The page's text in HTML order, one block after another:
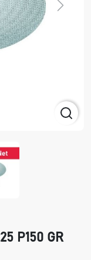
Next
P150 GR